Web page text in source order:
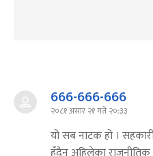
666-666-666
२०८१ असार २१ गते २०:३३
यो सब नाटक हो ।